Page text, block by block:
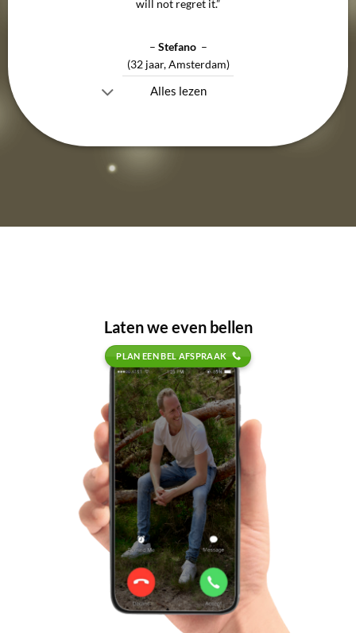
will not regret it.”
– Stefano–
(32 jaar, Amsterdam)
Alles lezen
Laten we even bellen
PLAN EEN BEL AFSPRAAK